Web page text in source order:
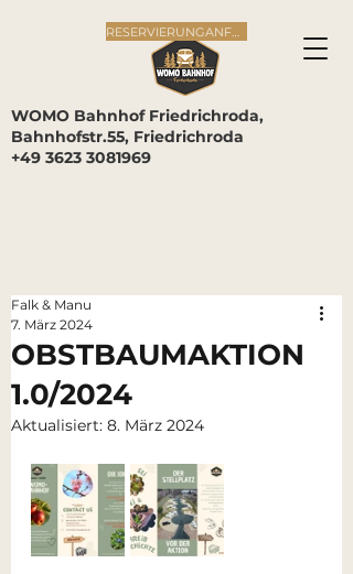
WOMO Bahnhof Friedrichroda,
Bahnhofstr.55, Friedrichroda
+49 3623 3081969
OBSTBAUMAKTION
1.0/2024
Falk & Manu
7. März 2024
Aktualisiert: 8. März 2024